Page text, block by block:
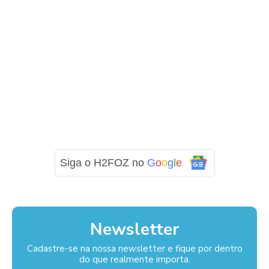
Siga o H2FOZ no Goog e
Newsletter
Cadastre-se na nossa newsletter e fique por dentro
do que realmente importa.